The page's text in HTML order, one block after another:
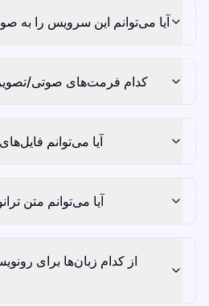
آیا می‌توانم این سرویس را به
کدام فرمت‌های صوتی/
آیا می‌توانم
آیا می‌توانم متن